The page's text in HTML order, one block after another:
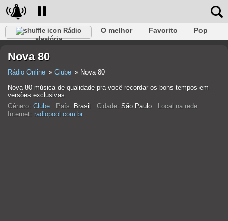
Rádio
aleatória
O melhor Favorito
Pop
Rap
Falk
Nova 80
Rádio Online Clube
Nova 80
Nova 80 música de qualidade pra você recordar os bons tempos em
versões exclusivas
Gênero: Clube País: Brasil Cidade: São Paulo
Local na rede
Internet: radiopool.com.br